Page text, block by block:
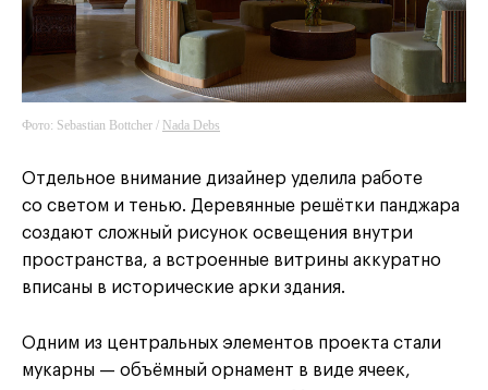
Фото: Sebastian Bottcher / Nada Debs
Отдельное внимание дизайнер уделила работе
со светом и тенью. Деревянные решётки панджара
создают сложный рисунок освещения внутри
пространства, а встроенные витрины аккуратно
вписаны в исторические арки здания.
Одним из центральных элементов проекта стали
мукарны — объёмный орнамент в виде ячеек,